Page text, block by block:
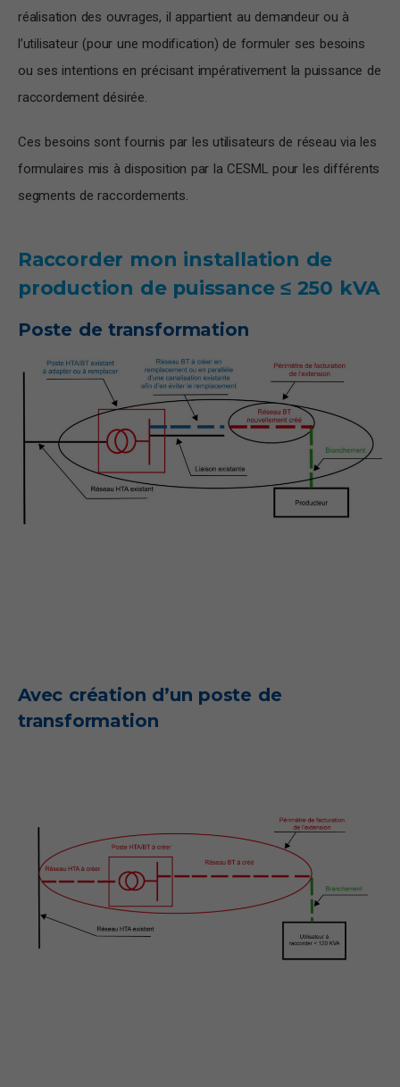
réalisation des ouvrages, il appartient au demandeur ou à
l’utilisateur (pour une modification) de formuler ses besoins
ou ses intentions en précisant impérativement la puissance de
raccordement désirée.
Ces besoins sont fournis par les utilisateurs de réseau via les
formulaires mis à disposition par la CESML pour les différents
segments de raccordements.
Raccorder mon installation de
production de puissance ≤ 250 kVA
Poste de transformation
Avec création d’un poste de
transformation